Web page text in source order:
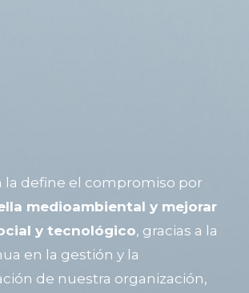
la define el compromiso por
medioambiental y mejorar
y tecnológico, gracias a la
en la gestión y la
de nuestra organización,